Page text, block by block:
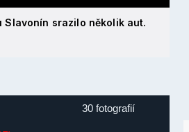
Slavonín srazilo několik aut.
30 fotografií